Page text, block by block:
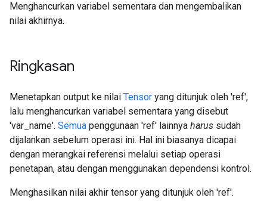
Menghancurkan variabel sementara dan mengembalikan
nilai akhirnya.
Ringkasan
Menetapkan output ke nilai Tensor yang ditunjuk oleh 'ref',
lalu menghancurkan variabel sementara yang disebut
'var_name'. Semua penggunaan 'ref' lainnya harus sudah
dijalankan sebelum operasi ini. Hal ini biasanya dicapai
dengan merangkai referensi melalui setiap operasi
penetapan, atau dengan menggunakan dependensi kontrol.
Menghasilkan nilai akhir tensor yang ditunjuk oleh 'ref'.